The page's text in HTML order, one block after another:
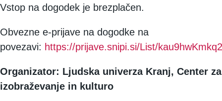
Vstop na dogodek je brezplačen.
Obvezne e-prijave na dogodke na
povezavi: https://prijave.snipi.si/List/
Organizator: Ljudska univerza Kranj, Center za
izobraževanje in kulturo